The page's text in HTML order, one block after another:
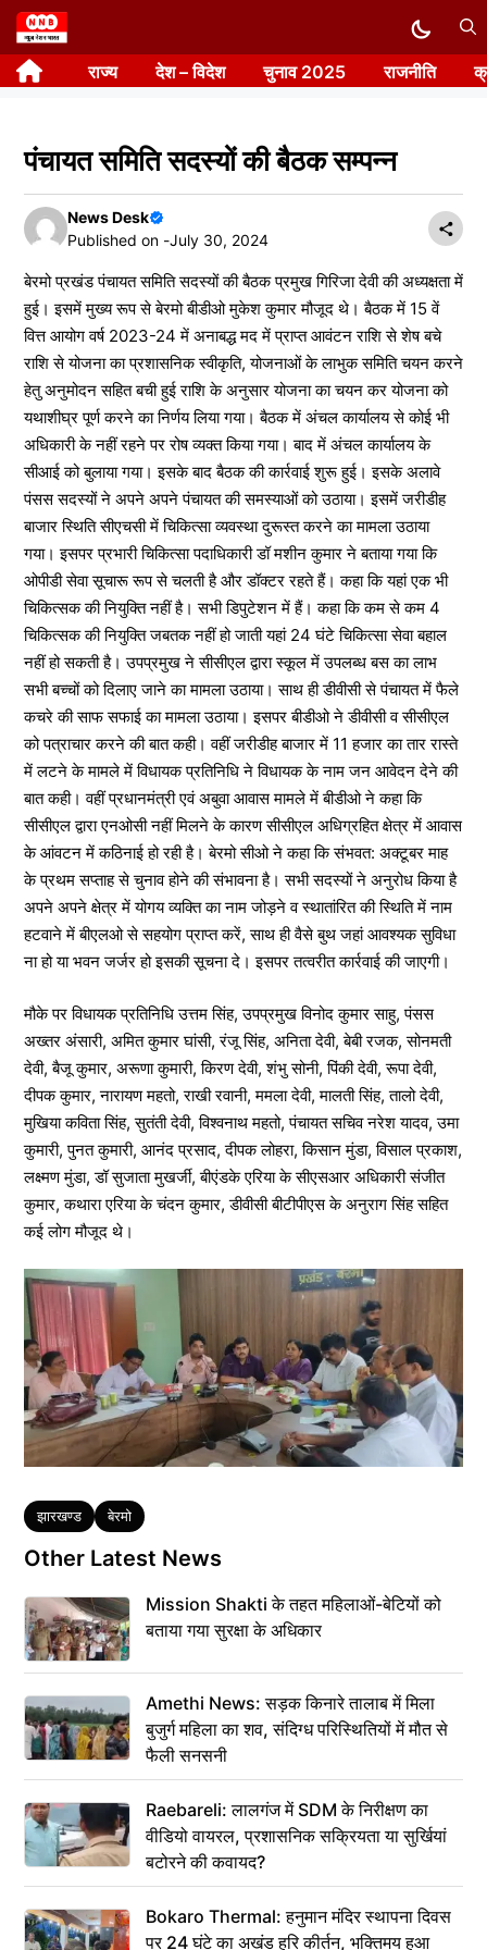
Skip
to
content राज्य देश – विदेश चुनाव 2025 राजनीति
पंचायत समिति सदस्यों की बैठक सम्पन्न
News Desk
Published on -July 30, 2024
बेरमो प्रखंड पंचायत समिति सदस्यों की बैठक प्रमुख गिरिजा देवी की अध्यक्षता में
हुई। इसमें मुख्य रूप से बेरमो बीडीओ मुकेश कुमार मौजूद थे। बैठक में 15 वें
वित्त आयोग वर्ष 2023-24 में अनाबद्ध मद में प्राप्त आवंटन राशि से शेष बचे
राशि से योजना का प्रशासनिक स्वीकृति, योजनाओं के लाभुक समिति चयन करने
हेतु अनुमोदन सहित बची हुई राशि के अनुसार योजना का चयन कर योजना को
यथाशीघ्र पूर्ण करने का निर्णय लिया गया। बैठक में अंचल कार्यालय से कोई भी
अधिकारी के नहीं रहने पर रोष व्यक्त किया गया। बाद में अंचल कार्यालय के
सीआई को बुलाया गया। इसके बाद बैठक की कार्रवाई शुरू हुई। इसके अलावे
पंसस सदस्यों ने अपने अपने पंचायत की समस्याओं को उठाया। इसमें जरीडीह
बाजार स्थिति सीएचसी में चिकित्सा व्यवस्था दुरूस्त करने का मामला उठाया
गया। इसपर प्रभारी चिकित्सा पदाधिकारी डॉ मशीन कुमार ने बताया गया कि
ओपीडी सेवा सूचारू रूप से चलती है और डॉक्टर रहते हैं। कहा कि यहां एक भी
चिकित्सक की नियुक्ति नहीं है। सभी डिपुटेशन में हैं। कहा कि कम से कम 4
चिकित्सक की नियुक्ति जबतक नहीं हो जाती यहां 24 घंटे चिकित्सा सेवा बहाल
नहीं हो सकती है। उपप्रमुख ने सीसीएल द्वारा स्कूल में उपलब्ध बस का लाभ
सभी बच्चों को दिलाए जाने का मामला उठाया। साथ ही डीवीसी से पंचायत में फैले
कचरे की साफ सफाई का मामला उठाया। इसपर बीडीओ ने डीवीसी व सीसीएल
को पत्राचार करने की बात कही। वहीं जरीडीह बाजार में 11 हजार का तार रास्ते
में लटने के मामले में विधायक प्रतिनिधि ने विधायक के नाम जन आवेदन देने की
बात कही। वहीं प्रधानमंत्री एवं अबुवा आवास मामले में बीडीओ ने कहा कि
सीसीएल द्वारा एनओसी नहीं मिलने के कारण सीसीएल अधिग्रहित क्षेत्र में आवास
के आंवटन में कठिनाई हो रही है। बेरमो सीओ ने कहा कि संभवत: अक्टूबर माह
के प्रथम सप्ताह से चुनाव होने की संभावना है। सभी सदस्यों ने अनुरोध किया है
अपने अपने क्षेत्र में योगय व्यक्ति का नाम जोड़ने व स्थातांरित की स्थिति में नाम
हटवाने में बीएलओ से सहयोग प्राप्त करें, साथ ही वैसे बुथ जहां आवश्यक सुविधा
ना हो या भवन जर्जर हो इसकी सूचना दे। इसपर तत्वरीत कार्रवाई की जाएगी।
मौके पर विधायक प्रतिनिधि उत्तम सिंह, उपप्रमुख विनोद कुमार साहु, पंसस
अख्तर अंसारी, अमित कुमार घांसी, रंजू सिंह, अनिता देवी, बेबी रजक, सोनमती
देवी, बैजू कुमार, अरूणा कुमारी, किरण देवी, शंभु सोनी, पिंकी देवी, रूपा देवी,
दीपक कुमार, नारायण महतो, राखी रवानी, ममला देवी, मालती सिंह, तालो देवी,
मुखिया कविता सिंह, सुतंती देवी, विश्वनाथ महतो, पंचायत सचिव नरेश यादव, उमा
कुमारी, पुनत कुमारी, आनंद प्रसाद, दीपक लोहरा, किसान मुंडा, विसाल प्रकाश,
लक्ष्मण मुंडा, डॉ सुजाता मुखर्जी, बीएंडके एरिया के सीएसआर अधिकारी संजीत
कुमार, कथारा एरिया के चंदन कुमार, डीवीसी बीटीपीएस के अनुराग सिंह सहित
कई लोग मौजूद थे।
Tags
झारखण्ड बेरमो
Other Latest News
Mission Shakti के तहत महिलाओं-बेटियों को
बताया गया सुरक्षा के अधिकार
Amethi News: सड़क किनारे तालाब में मिला
बुजुर्ग महिला का शव, संदिग्ध परिस्थितियों में मौत से
फैली सनसनी
Raebareli: लालगंज में SDM के निरीक्षण का
वीडियो वायरल, प्रशासनिक सक्रियता या सुर्खियां
बटोरने की कवायद?
Bokaro Thermal: हनुमान मंदिर स्थापना दिवस
पर 24 घंटे का अखंड हरि कीर्तन, भक्तिमय हुआ